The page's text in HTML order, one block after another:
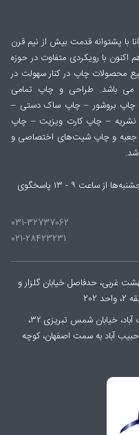
با پشتوانه قدمت بیش از نیم قرن
افتتاح گردید و هم اکنون با رویکردی متفاوت در حوزه
محصولات چاپ در کنار سهولت در
باشد. طراحی و چاپ تمامی
بروشور – چاپ ساک دستی –
– چاپ کارت ویزیت – چاپ
و چاپ شیت‌های اختصاصی و
شنبه تا چهارشنبه از ساعت ۹ - ۱۷ و پنجشنبه‌ها از ساعت ۹ - ۱۳ پاسخگوی
031-32737062
021-28423231
غربی، حدفاصل خیابان گلزار و
چاپخانه : اصفهان، شهرک صنعتی دولت آباد، خیابان شمس تبریزی ۳۲،
حبیب آباد به سمت اصفهان، کوچه